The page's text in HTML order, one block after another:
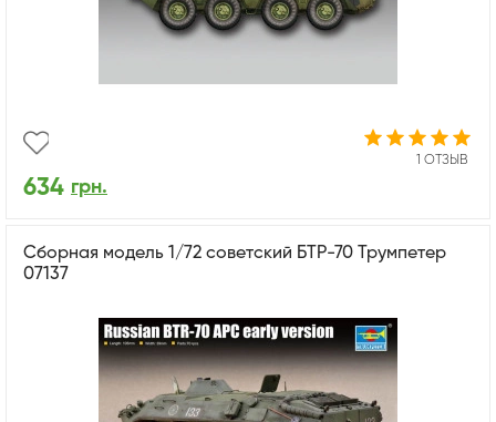
1 ОТЗЫВ
634 грн.
Сборная модель 1/72 советский БТР-70 Трумпетер
07137